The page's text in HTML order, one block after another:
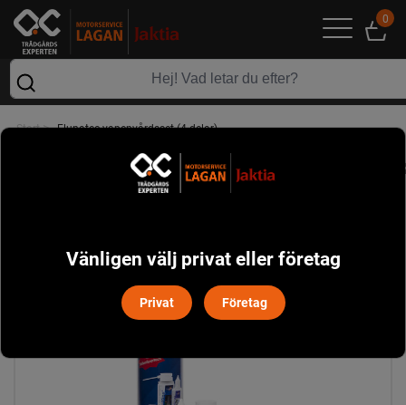
0
Start> Flunatec vapenvårdsset (4 delar)
Vänligen välj privat eller företag
Privat Företag